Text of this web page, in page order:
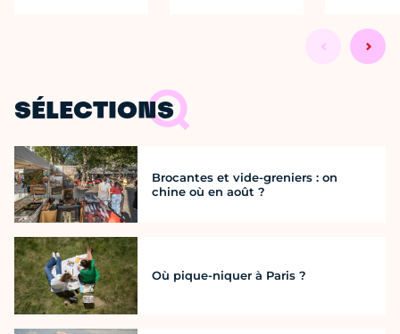
SÉLECTIONS
Brocantes et vide-greniers : on
chine où en août ?
Où pique-niquer à Paris ?